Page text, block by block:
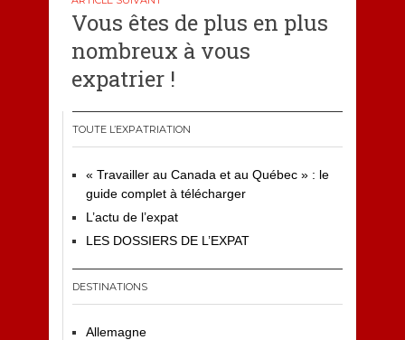
Vous êtes de plus en plus
nombreux à vous
expatrier !
TOUTE L’EXPATRIATION
« Travailler au Canada et au Québec » : le
guide complet à télécharger
L’actu de l’expat
LES DOSSIERS DE L’EXPAT
DESTINATIONS
Allemagne